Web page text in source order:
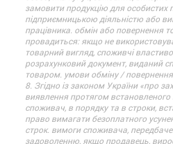
замовити продукцію для особистих
підприємницькою діяльністю або
працівника. обмін або повернення
провадиться: якщо не
товарний вигляд, споживчі
розрахунковий документ, виданий
товаром. умови обміну /
8. Згідно із законом України «про
виявлення протягом встановленого
споживач, в порядку та в строки,
право вимагати безоплатного
строк. вимоги споживача,
задоволенню, якщо продавець,